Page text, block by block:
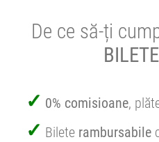
De ce să-ți
0% comisioane,
Bilete rambursabile